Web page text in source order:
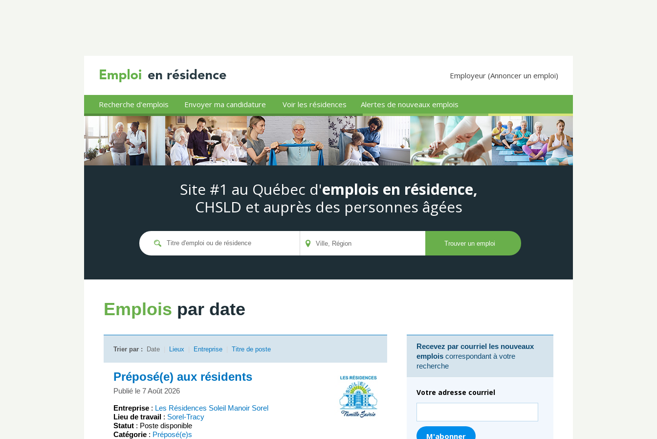
Employeur (Annoncer un emploi)
Recherche d'emplois Envoyer ma candidature Voir les résidences Alertes de nouveaux emplois
Site #1 au Québec d'emplois en résidence,
CHSLD et auprès des personnes âgées
Emplois par date
Trier par : Date Lieux Entreprise Titre de poste
Préposé(e) aux résidents
Publié le 7 Août 2026
Entreprise : Les Résidences Soleil Manoir Sorel
Lieu de travail : Sorel-Tracy
Statut : Poste disponible
Catégorie : Préposé(e)s
Recevez par courriel les nouveaux
emplois correspondant à votre
recherche
Votre adresse courriel